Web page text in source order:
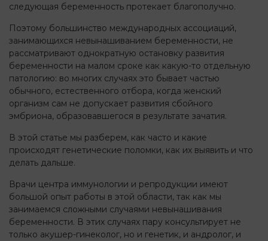
следующая беременность протекает благополучно.
Поэтому большинство международных ассоциаций,
занимающихся невынашиванием беременности, не
рассматривают однократную остановку развития
беременности на малом сроке как какую-то отдельную
патологию: во многих случаях это бывает частью
обычного, естественного отбора, когда женский
организм сам не допускает развития сбойного
эмбриона, образовавшегося в результате зачатия.
В этой статье мы разберем, как часто и какие
происходят генетические поломки, как их выявить и что
делать дальше.
Врачи центра иммунологии и репродукции имеют
большой опыт работы в этой области, так как мы
занимаемся сложными случаями невынашивания
беременности. В этих случаях пару консультирует не
только акушер-гинеколог, но и генетик, и андролог, и